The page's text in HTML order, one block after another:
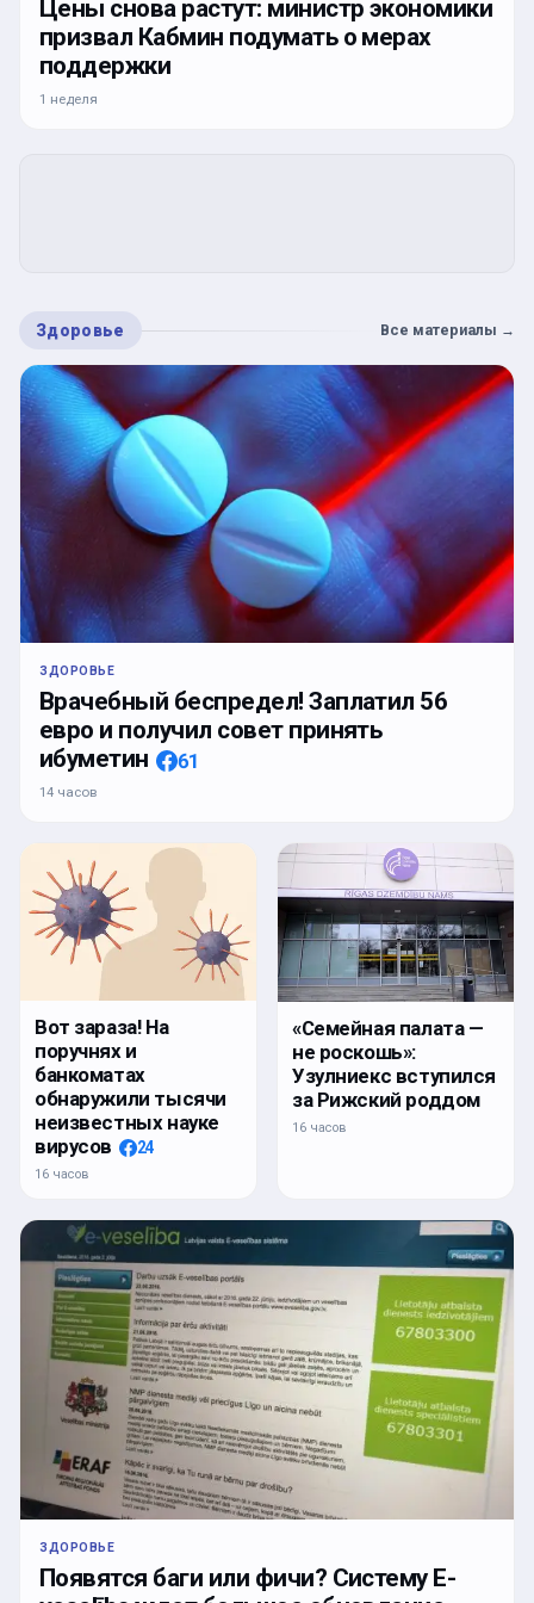
Цены снова растут: министр экономики
призвал Кабмин подумать о мерах
поддержки
1 неделя
Здоровье Все материалы →
ЗДОРОВЬЕ
Врачебный беспредел! Заплатил 56
евро и получил совет принять
ибуметин
61
14 часов
Вот зараза! На
поручнях и
банкоматах
обнаружили тысячи
неизвестных науке
вирусов
24
16 часов
«Семейная палата —
не роскошь»:
Узулниекс вступился
за Рижский роддом
16 часов
ЗДОРОВЬЕ
Появятся баги или фичи? Систему E-